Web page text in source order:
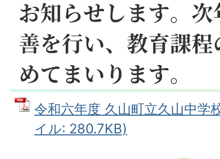
お知らせします。
善を行い、教育課
めてまいります。
令和六年度 久山町立久山中学
イル: 280.7KB)